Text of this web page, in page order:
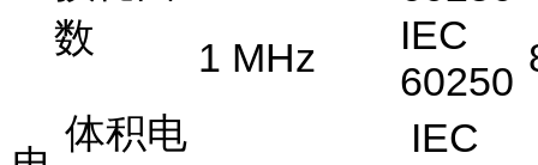
数
1 MHz
IEC
60250
体积电
IEC